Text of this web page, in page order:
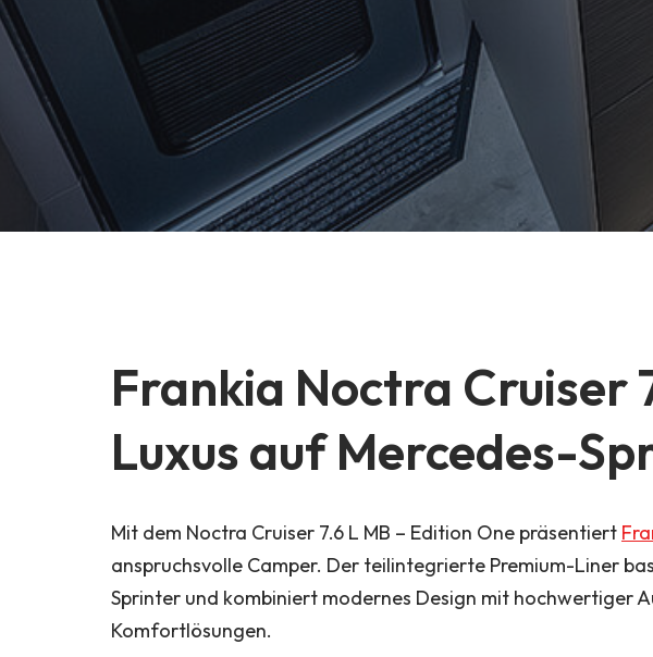
Frankia Noctra Cruiser
Luxus auf Mercedes-
Mit dem Noctra Cruiser 7.6 L MB – Edition One präsentiert
anspruchsvolle Camper. Der teilintegrierte Premium-Liner
Sprinter und kombiniert modernes Design mit hochwertiger
Komfortlösungen.